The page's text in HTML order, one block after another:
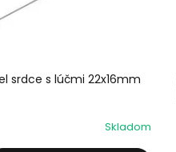
srdce s lúčmi 22x16mm
Skladom